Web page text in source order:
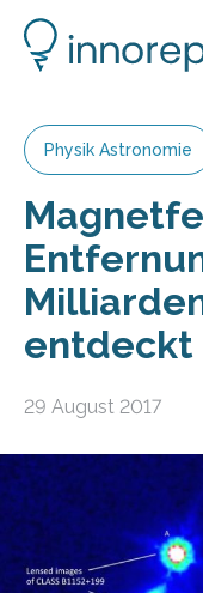
Physik Astronomie
entdeckt
29 August 2017